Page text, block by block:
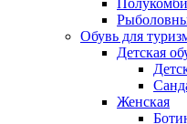
Обувь для
Детская
Женская